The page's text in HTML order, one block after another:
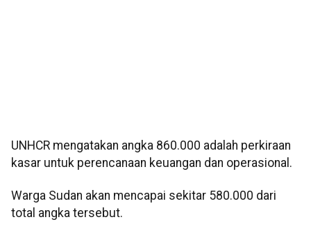
UNHCR mengatakan angka 860.000 adalah perkiraan
kasar untuk perencanaan keuangan dan operasional.
Warga Sudan akan mencapai sekitar 580.000 dari
total angka tersebut.